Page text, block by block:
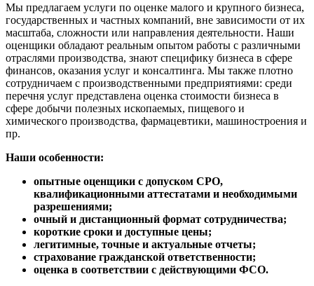
Мы предлагаем услуги по оценке малого и крупного бизнеса,
государственных и частных компаний, вне зависимости от их
масштаба, сложности или направления деятельности. Наши
оценщики обладают реальным опытом работы с различными
отраслями производства, знают специфику бизнеса в сфере
финансов, оказания услуг и консалтинга. Мы также плотно
сотрудничаем с производственными предприятиями: среди
перечня услуг представлена оценка стоимости бизнеса в
сфере добычи полезных ископаемых, пищевого и
химического производства, фармацевтики, машиностроения и
пр.
Наши особенности:
опытные оценщики с допуском СРО,
квалификационными аттестатами и необходимыми
разрешениями;
очный и дистанционный формат сотрудничества;
короткие сроки и доступные цены;
легитимные, точные и актуальные отчеты;
страхование гражданской ответственности;
оценка в соответствии с действующими ФСО.
Йошкар-Ола
Казань
Калининград
Калуга
Камбарка
Каменка
Каменск-Уральский
Каменск-Шахтинский
Камень-на-Оби
Камышин
Кандалакша
Канск
Карачев
Карпинск
Касли